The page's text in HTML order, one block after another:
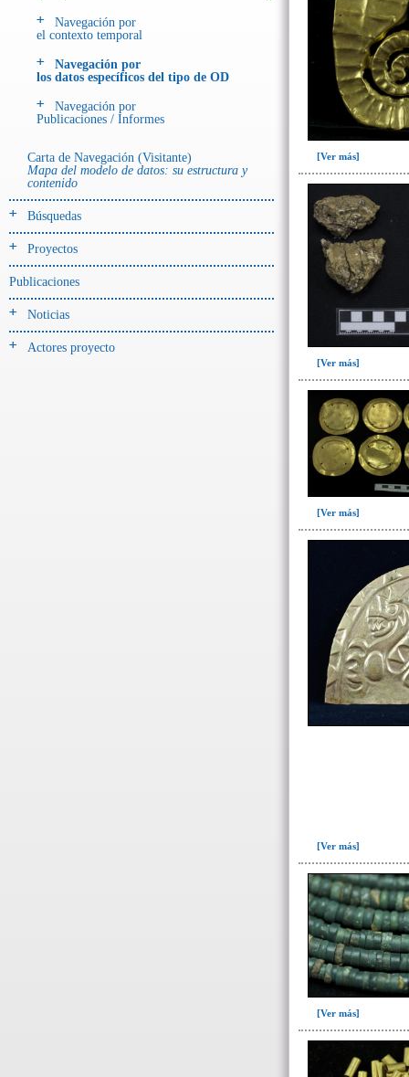
Ecofactos de concha(2)
Ecofactos de piedra(3)
Registro de restos óseos humanos
(individuos)(28)
Registro de unidades
estratigráficas(64)
ofrenda huesos humanos(3)
- UE# y tipo de UE
donde se halló el objeto
-> Hallado en UE del tipo:
los tipos de UE del GE
Depósito (28)
Navegación por
el contexto temporal
Navegación por
los datos específicos del tipo de OD
Navegación por
Publicaciones / Informes
Carta de Navegación (Visitante)
Mapa del modelo de datos: su estructura y
contenido
Búsquedas
Proyectos
Publicaciones
Noticias
Actores proyecto
[Ver más]
[Ver más]
[Ver más]
[Ver más]
[Ver más]